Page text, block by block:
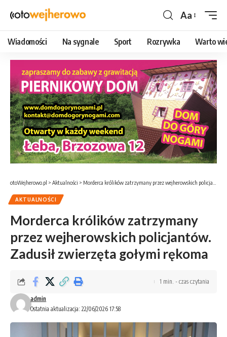
Czcionka
Aa
Wiadomości Na sygnale Sport Rozrywka Warto
otoWejherowo.pl > Aktualności > Morderca królików zatrzymany przez wejherowskich policjantów. Zadusił zwierzęta gołymi rękoma
AKTUALNOŚCI
Morderca królików zatrzymany
przez wejherowskich policjantów.
Zadusił zwierzęta gołymi rękoma
Ostatnia aktualizacja: 22/06/2026 17:58
admin
1 min. - czas czytania